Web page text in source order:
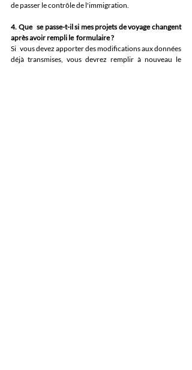
de passer le contrôle de l'immigration.
4. Que   se passe-t-il si mes projets de voyage changent
après avoir rempli le  formulaire ?
Si   vous devez apporter des modifications aux données
déjà transmises, vous devrez remplir à nouveau le